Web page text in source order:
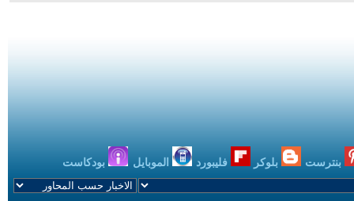
بنترست بلوكر فليبورد الموبايل بودكاست